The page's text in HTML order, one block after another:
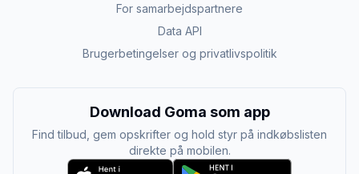
For samarbejdspartnere
Data API
Brugerbetingelser og privatlivspolitik
Download Goma som app
Find tilbud, gem opskrifter og hold styr på indkøbslisten
direkte på mobilen.